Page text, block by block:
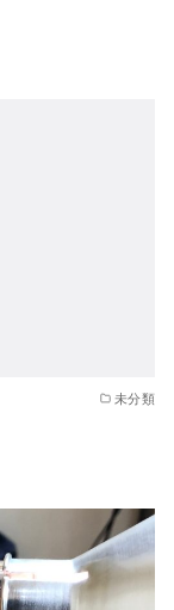
未分類